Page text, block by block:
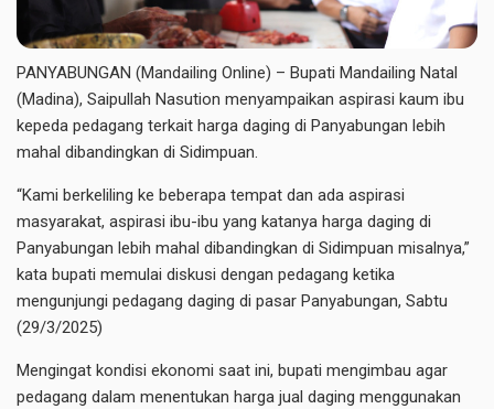
PANYABUNGAN (Mandailing Online) – Bupati Mandailing Natal
(Madina), Saipullah Nasution menyampaikan aspirasi kaum ibu
kepeda pedagang terkait harga daging di Panyabungan lebih
mahal dibandingkan di Sidimpuan.
“Kami berkeliling ke beberapa tempat dan ada aspirasi
masyarakat, aspirasi ibu-ibu yang katanya harga daging di
Panyabungan lebih mahal dibandingkan di Sidimpuan misalnya,”
kata bupati memulai diskusi dengan pedagang ketika
mengunjungi pedagang daging di pasar Panyabungan, Sabtu
(29/3/2025)
Mengingat kondisi ekonomi saat ini, bupati mengimbau agar
pedagang dalam menentukan harga jual daging menggunakan